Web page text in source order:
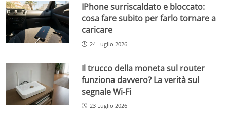
IPhone surriscaldato e bloccato:
cosa fare subito per farlo tornare a
caricare
24 Luglio 2026
Il trucco della moneta sul router
funziona davvero? La verità sul
segnale Wi-Fi
23 Luglio 2026